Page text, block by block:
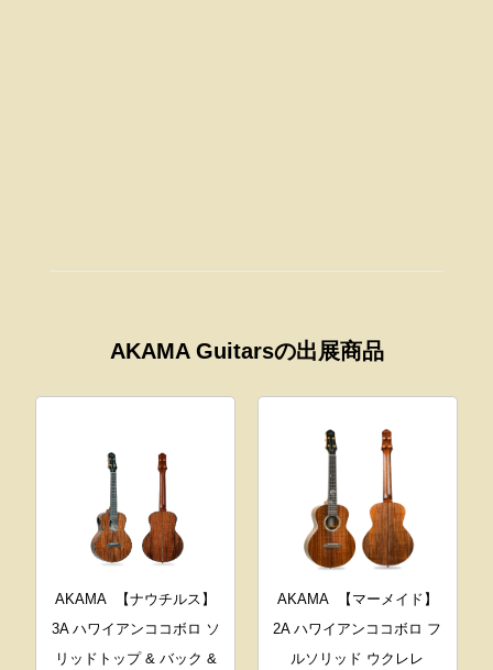
AKAMA Guitarsの出展商品
AKAMA
【ナウチルス】
3A ハワイアンココボロ ソ
リッドトップ & バック &
AKAMA
【マーメイド】
2A ハワイアンココボロ フ
ルソリッド ウクレレ